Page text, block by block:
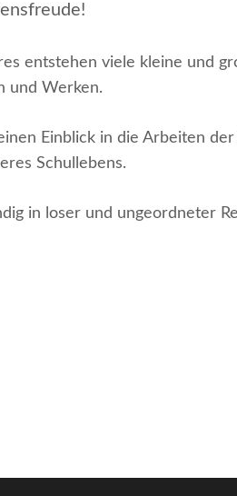
entstehen viele kleine und
und Werken.
Einblick in die Arbeiten
Schullebens.
in loser und ungeordneter